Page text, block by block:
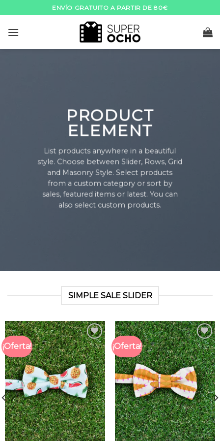
to
content
ENVÍO GRATUITO A PARTIR DE 80€
PRODUCT
ELEMENT
List products anywhere in a beautiful
style. Choose between Slider, Rows, Grid
and Masonry Style. Select products
from a custom category or sort by
sales, featured items or latest. You can
also select custom products.
SIMPLE SALE SLIDER
¡Oferta!
Añadir
a la
lista
de
deseos
¡Oferta!
Añadir
a la
lista
de
deseos